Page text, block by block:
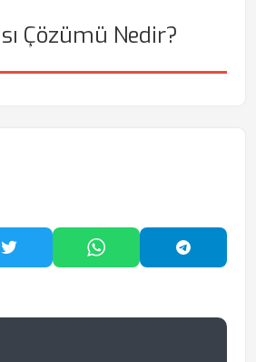
Çözümü Nedir?
Paylaş
Twitter'da PaylaşWhatsApp'ta Paylaş